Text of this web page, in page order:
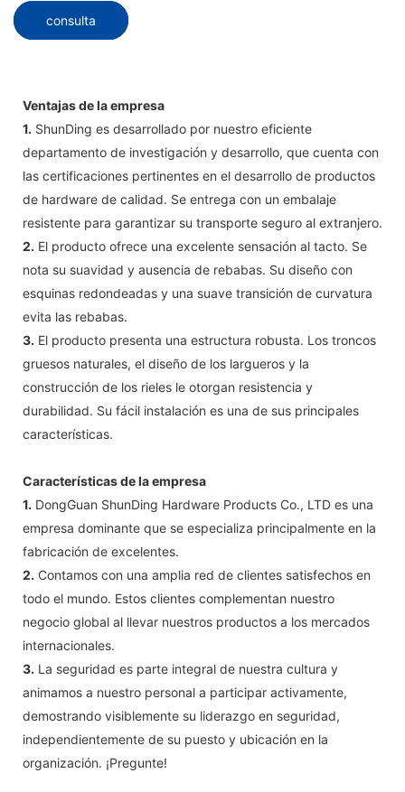
consulta
Ventajas de la empresa
1. ShunDing es desarrollado por nuestro eficiente
departamento de investigación y desarrollo, que cuenta con
las certificaciones pertinentes en el desarrollo de productos
de hardware de calidad. Se entrega con un embalaje
resistente para garantizar su transporte seguro al extranjero.
2. El producto ofrece una excelente sensación al tacto. Se
nota su suavidad y ausencia de rebabas. Su diseño con
esquinas redondeadas y una suave transición de curvatura
evita las rebabas.
3. El producto presenta una estructura robusta. Los troncos
gruesos naturales, el diseño de los largueros y la
construcción de los rieles le otorgan resistencia y
durabilidad. Su fácil instalación es una de sus principales
características.
Características de la empresa
1. DongGuan ShunDing Hardware Products Co., LTD es una
empresa dominante que se especializa principalmente en la
fabricación de excelentes.
2. Contamos con una amplia red de clientes satisfechos en
todo el mundo. Estos clientes complementan nuestro
negocio global al llevar nuestros productos a los mercados
internacionales.
3. La seguridad es parte integral de nuestra cultura y
animamos a nuestro personal a participar activamente,
demostrando visiblemente su liderazgo en seguridad,
independientemente de su puesto y ubicación en la
organización. ¡Pregunte!